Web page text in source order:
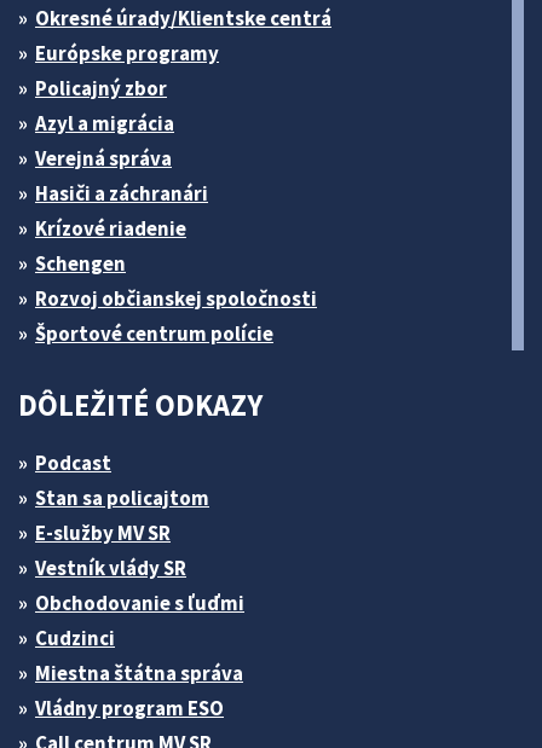
Okresné úrady/Klientske centrá
Európske programy
Policajný zbor
Azyl a migrácia
Verejná správa
Hasiči a záchranári
Krízové riadenie
Schengen
Rozvoj občianskej spoločnosti
Športové centrum polície
DÔLEŽITÉ ODKAZY
Podcast
Stan sa policajtom
E-služby MV SR
Vestník vlády SR
Obchodovanie s ľuďmi
Cudzinci
Miestna štátna správa
Vládny program ESO